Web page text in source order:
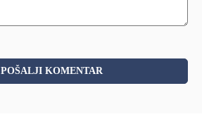
POŠALJI KOMENTAR